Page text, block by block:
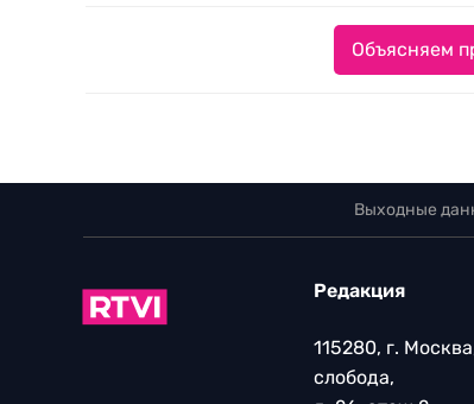
Объясняем
Выходные
Редакция
115280, г.
слобода,